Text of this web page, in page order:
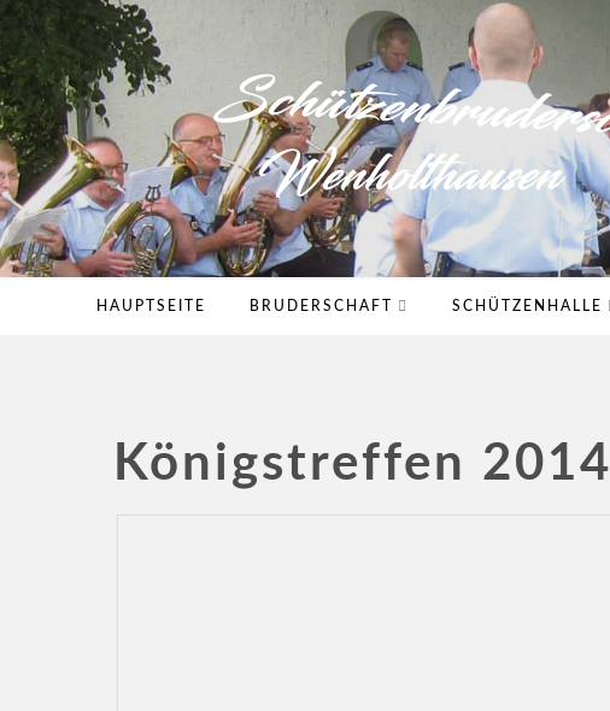
HAUPTSEITE BRUDERSCHAFT SCHÜTZENHALLE
Königstreffen 2014